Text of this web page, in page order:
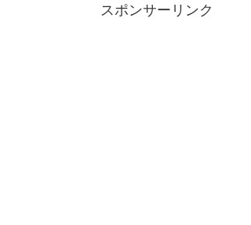
スポンサーリンク